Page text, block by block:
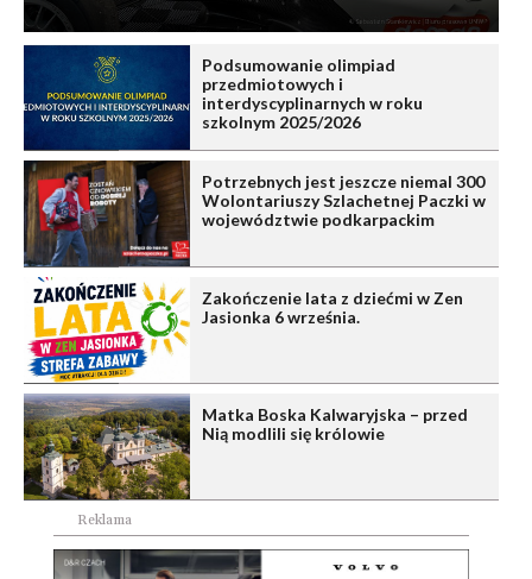
Podsumowanie olimpiad
przedmiotowych i
interdyscyplinarnych w roku
szkolnym 2025/2026
Potrzebnych jest jeszcze niemal 300
Wolontariuszy Szlachetnej Paczki w
województwie podkarpackim
Zakończenie lata z dziećmi w Zen
Jasionka 6 września.
Matka Boska Kalwaryjska – przed
Nią modlili się królowie
Reklama